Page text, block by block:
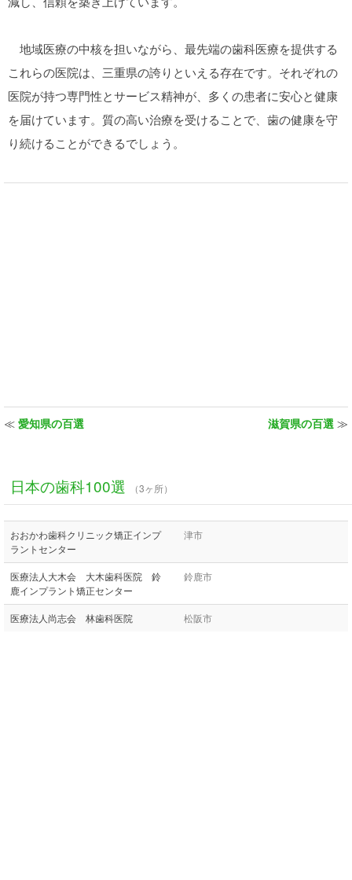
地域医療の中核を担いながら、最先端の歯科医療を提供する
これらの医院は、三重県の誇りといえる存在です。それぞれの
医院が持つ専門性とサービス精神が、多くの患者に安心と健康
を届けています。質の高い治療を受けることで、歯の健康を守
り続けることができるでしょう。
≪ 愛知県の百選 滋賀県の百選 ≫
日本の歯科100選 （3ヶ所）
おおかわ歯科クリニック矯正インプ
ラントセンター
津市
医療法人大木会 大木歯科医院 鈴
鹿インプラント矯正センター
鈴鹿市
医療法人尚志会 林歯科医院 松阪市